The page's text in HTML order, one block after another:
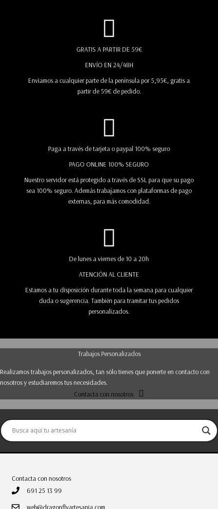
GRATIS A PARTIR DE 59€
ENVÍO EN 24/48H
Enviamos a cualquier parte de la península por 5,95€, gratis a
partir de 59€ de pedido.
Paga a través de tarjeta o paypal 100% seguro
PAGO ONLINE 100% SEGURO
Nuestro servidor está protegido a través de SSL para que su pago
sea 100% seguro. Además trabajamos con plataformas de pago
externas, para más comodidad.
De lunes a viernes de 10 a 20h
ATENCIÓN AL CLIENTE
Estamos a tu disposición durante toda la semana para cualquier
duda o sugerencia. También para tramitar tus pedidos
personalizados.
Trabajos Personalizados
Realizamos trabajos personalizados, tan sólo tienes que ponerte en contacto con
nosotros y estudiaremos tus necesidades.
Contacta con nosotros
Contacta con nosotros
691 25 13 99
web@dragonflyartesania.com